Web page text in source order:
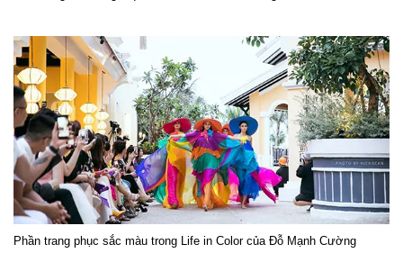
Phần trang phục sắc màu trong Life in Color của Đỗ Mạnh Cường